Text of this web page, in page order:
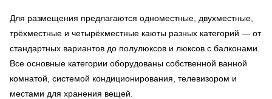
Для размещения предлагаются одноместные, двухместные,
трёхместные и четырёхместные каюты разных категорий — от
стандартных вариантов до полулюксов и люксов с балконами.
Все основные категории оборудованы собственной ванной
комнатой, системой кондиционирования, телевизором и
местами для хранения вещей.